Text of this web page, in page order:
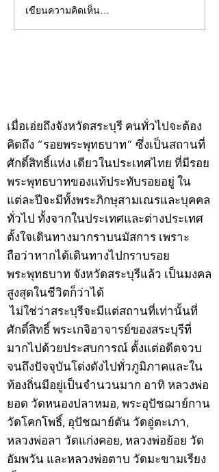
คอลัมน์"จับชีพจรวงการ
พระ"ประจำพุธที่ 29
เขียนความคิดเห็น…
เมื่อเอ่ยถึงจังหวัดสระบุรี คนทั่วไปจะต้อง
คิดถึง “รอยพระพุทธบาท” ซึ่งเป็นสถานที่
ศักดิ์สิทธิ์แห่ง เดียวในประเทศไทย ที่มีรอย
พระพุทธบาทของแท้ประทับรอยอยู่ ใน
แต่ละปีจะมีทั้งพระภิกษุสามเณรและบุคคล
ทั่วไป ทั้งจากในประเทศและต่างประเทศ
ตั้งใจเดินทางมากราบนมัสการ เพราะ
ถือว่าหากได้เดินทางไปกราบรอย
พระพุทธบาท จังหวัดสระบุรีแล้ว เป็นมงคล
สูงสุดในชีวิตก็ว่าได้
ไม่ใช่ว่าสระบุรีจะมีแต่สถานที่เท่านั้นที่
ศักดิ์สิทธิ์ พระเกจิอาจารย์ของสระบุรีที่
มากไปด้วยประสบการณ์ ตั้งแต่อดีตจวบ
จนถึงปัจจุบันโด่งดังไปทั่วภูมิภาคและใน
ท้องถิ่นมีอยู่เป็นจำนวนมาก อาทิ หลวงพ่อ
ยอด วัดหนองปลาหมอ, พระอุปัชฌาย์กาน
วัดโคกโพธิ์, อุปัชฌาย์ตัน วัดอู่ตะเภา,
หลวงพ่อลา วัดแก่งคอย, หลวงพ่อย้อย วัด
อัมพวัน และหลวงพ่อตาบ วัดมะขามเรียง